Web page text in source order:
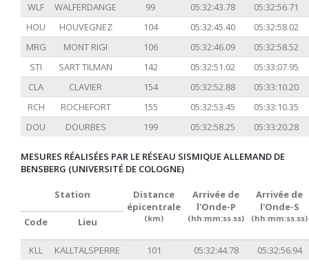
WLF
WALFERDANGE 99 05:32:43.78
05:32:56.71
HOU
HOUVEGNEZ 104 05:32:45.40
05:32:58.02
MRG
MONT RIGI 106 05:32:46.09
05:32:58.52
STI
SART TILMAN 142 05:32:51.02
05:33:07.95
CLA
CLAVIER 154 05:32:52.88
05:33:10.20
RCH
ROCHEFORT 155 05:32:53.45
05:33:10.35
DOU
DOURBES 199 05:32:58.25 05:33:20.28
MESURES RÉALISÉES PAR LE RÉSEAU SISMIQUE ALLEMAND DE
BENSBERG (UNIVERSITÉ DE COLOGNE)
Station
Distance
épicentrale
(km)
Arrivée de
l'Onde-P
(hh:mm:ss.ss)
Arrivée de
l'Onde-S
(hh:mm:ss.ss)
Code Lieu
KLL KALLTALSPERRE 101 05:32:44.78 05:32:56.94